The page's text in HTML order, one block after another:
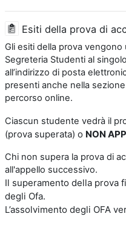
Esiti della prova di
Gli esiti della prova
Segreteria Studenti al
all’indirizzo di posta
presenti anche nella sezione
percorso online.
Ciascun studente vedrà il
(prova superata) o NON
Chi non supera la prova di
all'appello successivo.
Il superamento della prova
degli Ofa.
L’assolvimento degli OFA